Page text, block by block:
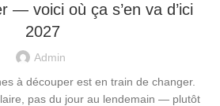
— voici où ça s’en va d’ici
2027
Admin
à découper est en train de changer.
pas du jour au lendemain — plutôt